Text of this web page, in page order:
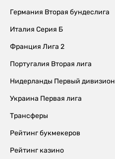
Германия Вторая бундеслига
Италия Серия Б
Франция Лига 2
Португалия Вторая лига
Нидерланды Первый дивизион
Украина Первая лига
Трансферы
Рейтинг букмекеров
Рейтинг казино